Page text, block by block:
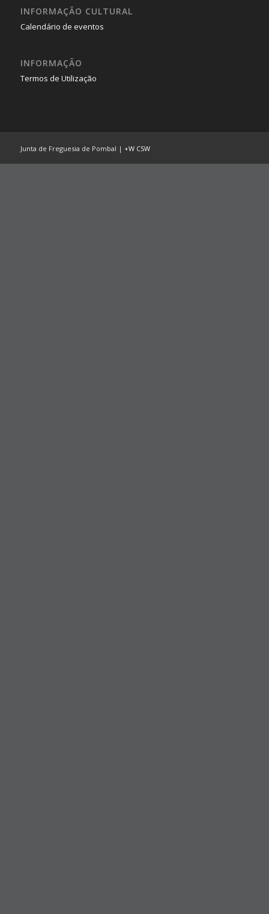
INFORMAÇÃO CULTURAL
Calendário de eventos
INFORMAÇÃO
Termos de Utilização
Junta de Freguesia de Pombal | +W CSW